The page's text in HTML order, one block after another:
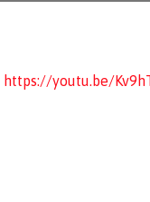
https://youtu.be/